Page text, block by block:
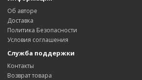
Об авторе
Доставка
Политика Безопасности
Условия соглашения
Служба поддержки
Контакты
Возврат товара